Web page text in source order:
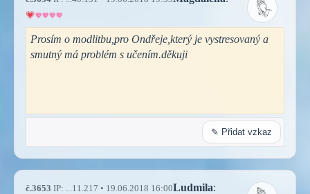
Prosím o modlitbu,pro Ondřeje,který je vystresovaný a
smutný má problém s učením.děkuji
✎ Přidat vzkaz
č.3653 IP: ...11.217 • 19.06.2018 16:00Ludmila: